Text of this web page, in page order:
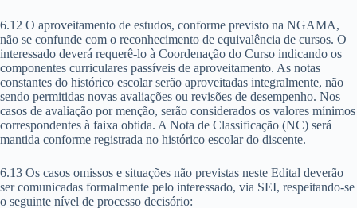
6.12 O aproveitamento de estudos, conforme previsto na NGAMA,
não se confunde com o reconhecimento de equivalência de cursos. O
interessado deverá requerê-lo à Coordenação do Curso indicando os
componentes curriculares passíveis de aproveitamento. As notas
constantes do histórico escolar serão aproveitadas integralmente, não
sendo permitidas novas avaliações ou revisões de desempenho. Nos
casos de avaliação por menção, serão considerados os valores mínimos
correspondentes à faixa obtida. A Nota de Classificação (NC) será
mantida conforme registrada no histórico escolar do discente.
6.13 Os casos omissos e situações não previstas neste Edital deverão
ser comunicadas formalmente pelo interessado, via SEI, respeitando-se
o seguinte nível de processo decisório: